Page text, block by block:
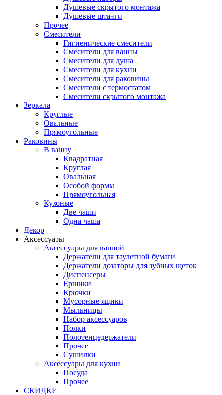
Душевые скрытого монтажа
Душевые штанги
Прочее
Смесители
Гигиенические смесители
Смесители для ванны
Смесители для душа
Смесители для кухни
Смесители для раковины
Смесители с термостатом
Смесители скрытого монтажа
Зеркала
Круглые
Овальные
Прямоугольные
Раковины
В ванну
Квадратная
Круглая
Овальная
Особой формы
Прямоугольная
Кухоные
Две чаши
Одна чаша
Декор
Аксессуары
Аксессуары для ванной
Держатели для таулетной бумаги
Держатели дозаторы для зубных щеток
Диспенсеры
Ёршики
Крючки
Мусорные ящики
Мыльницы
Набор аксессуаров
Полки
Полотенцедержатели
Прочее
Сушилки
Аксессуары для кухни
Посуда
Прочее
СКИДКИ